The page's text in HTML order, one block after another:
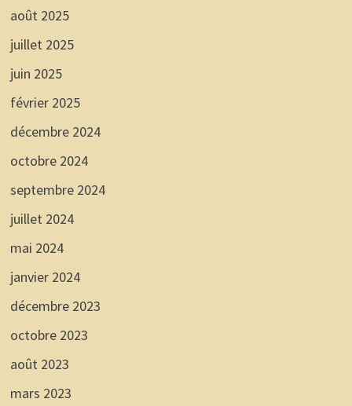
août 2025
juillet 2025
juin 2025
février 2025
décembre 2024
octobre 2024
septembre 2024
juillet 2024
mai 2024
janvier 2024
décembre 2023
octobre 2023
août 2023
mars 2023